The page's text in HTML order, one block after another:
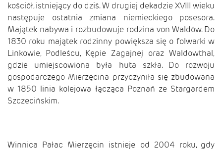
kościół, istniejący do dziś. W drugiej dekadzie XVIII wieku
następuje ostatnia zmiana niemieckiego posesora.
Majątek nabywa i rozbudowuje rodzina von Waldów. Do
1830 roku majątek rodzinny powiększa się o folwarki w
Linkowie, Podleścu, Kępie Zagajnej oraz Waldowthal,
gdzie umiejscowiona była huta szkła. Do rozwoju
gospodarczego Mierzęcina przyczyniła się zbudowana
w 1850 linia kolejowa łącząca Poznań ze Stargardem
Szczecińskim.
Winnica Pałac Mierzęcin istnieje od 2004 roku, gdy